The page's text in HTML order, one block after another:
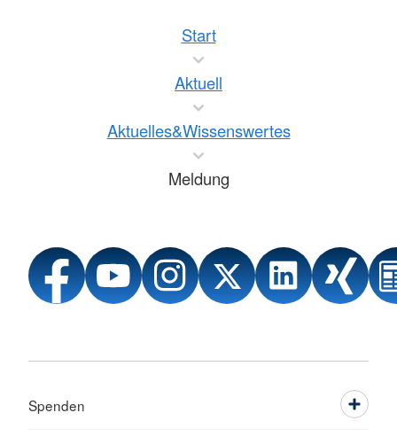
Start
Aktuell
Aktuelles&Wissenswertes
Meldung
Spenden